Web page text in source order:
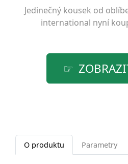
Jedinečný kousek od
international nyní
O produktu Parametry